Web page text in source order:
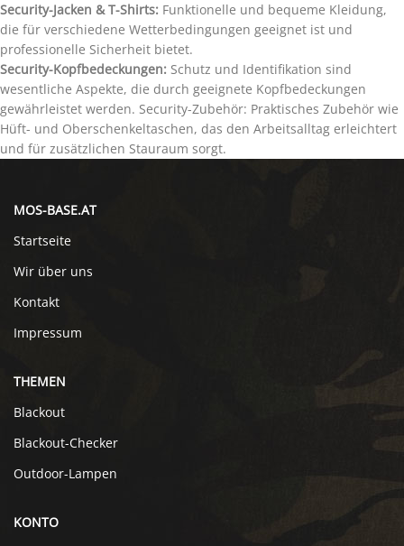
Security-Jacken & T-Shirts: Funktionelle und bequeme Kleidung,
die für verschiedene Wetterbedingungen geeignet ist und
professionelle Sicherheit bietet.
Security-Kopfbedeckungen: Schutz und Identifikation sind
wesentliche Aspekte, die durch geeignete Kopfbedeckungen
gewährleistet werden. Security-Zubehör: Praktisches Zubehör wie
Hüft- und Oberschenkeltaschen, das den Arbeitsalltag erleichtert
und für zusätzlichen Stauraum sorgt.
MOS-BASE.AT
Startseite
Wir über uns
Kontakt
Impressum
THEMEN
Blackout
Blackout-Checker
Outdoor-Lampen
KONTO